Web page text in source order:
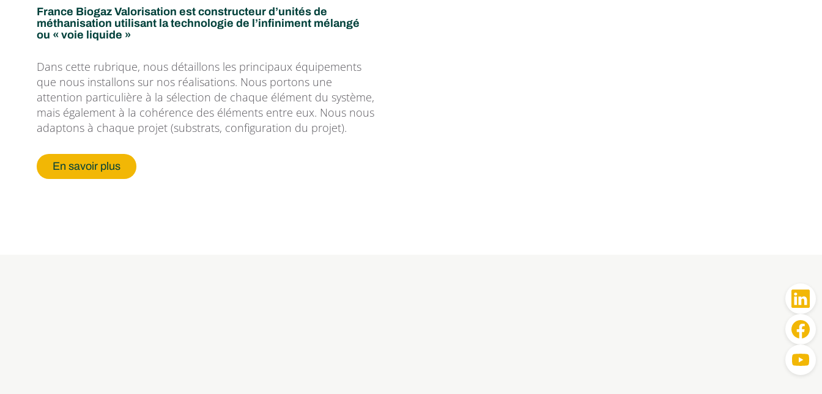
France Biogaz Valorisation est constructeur d’unités de
méthanisation utilisant la technologie de l’infiniment mélangé
ou « voie liquide »
Dans cette rubrique, nous détaillons les principaux équipements
que nous installons sur nos réalisations. Nous portons une
attention particulière à la sélection de chaque élément du système,
mais également à la cohérence des éléments entre eux. Nous nous
adaptons à chaque projet (substrats, configuration du projet).
En savoir plus